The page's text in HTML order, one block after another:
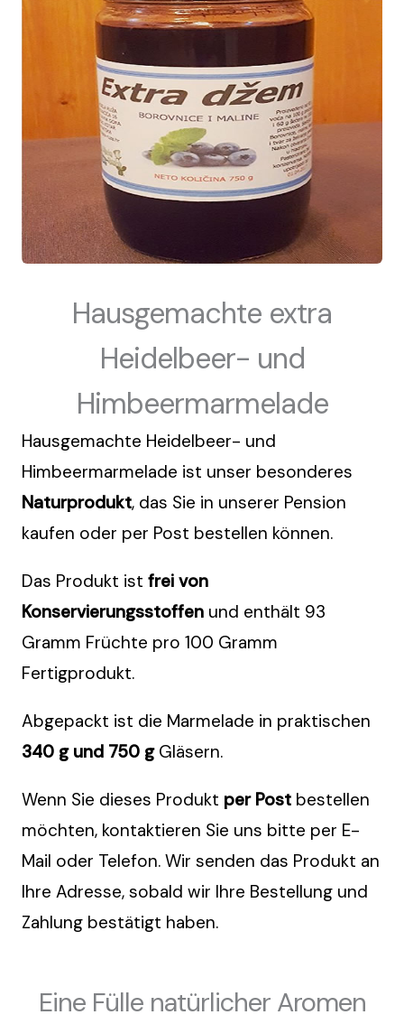
Hausgemachte extra
Heidelbeer- und
Himbeermarmelade
Hausgemachte Heidelbeer- und
Himbeermarmelade ist unser besonderes
Naturprodukt, das Sie in unserer Pension
kaufen oder per Post bestellen können.
Das Produkt ist frei von
Konservierungsstoffen und enthält 93
Gramm Früchte pro 100 Gramm
Fertigprodukt.
Abgepackt ist die Marmelade in praktischen
340 g und 750 gGläsern.
Wenn Sie dieses Produkt per Post bestellen
möchten, kontaktieren Sie uns bitte per E-
Mail oder Telefon. Wir senden das Produkt an
Ihre Adresse, sobald wir Ihre Bestellung und
Zahlung bestätigt haben.
Eine Fülle natürlicher Aromen